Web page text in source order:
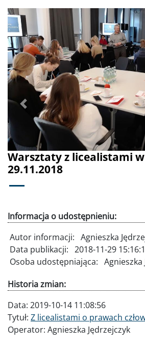
Warsztaty z licealistami w
29.11.2018
Poprzednie
Informacja o udostępnieniu:
Autor informacji: Agnieszka
Data publikacji: 2018-11-29
Osoba udostępniająca: Agnieszka
Historia zmian:
Data: 2019-10-14 11:08:56
Tytuł: Z licealistami o prawach
Operator: Agnieszka Jędrzejczyk